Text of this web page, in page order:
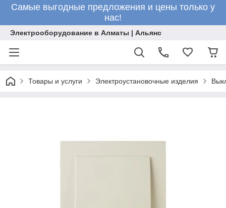
Самые выгодные предложения и цены только у
нас!
Электрооборудование в Алматы | Альянс
Товары и услуги Электроустановочные изделия